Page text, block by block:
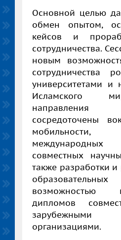
Основной целью
обмен опытом,
кейсов и
сотрудничества.
новым
сотрудничества
университетами и
Исламского
направления
сосредоточены
совместных
также разработки
возможностью
дипломов
зарубежными
организациями.